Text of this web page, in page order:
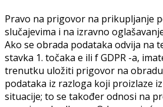
Pravo na prigovor na prikupljanje
slučajevima i na izravno
Ako se obrada podataka odvija na
stavka 1. točaka e ili f GDPR -a,
trenutku uložiti prigovor na
podataka iz razloga koji proizlaze
situacije; to se također odnosi na